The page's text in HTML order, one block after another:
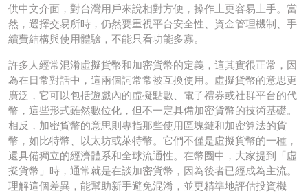
供中文介面，對台灣用戶來說相對方便，操作上更容易上手。當
然，選擇交易所時，仍然要重視平台安全性、資金管理機制、手
續費結構與使用體驗，不能只看功能多寡。
許多人經常混淆虛擬貨幣和加密貨幣的定義，這其實很正常，因
為在日常對話中，這兩個詞常常被互換使用。虛擬貨幣的意思更
廣泛，它可以包括遊戲內的虛擬點數、電子禮券或社群平台的代
幣，這些形式雖然數位化，但不一定具備加密貨幣的技術基礎。
相反，加密貨幣的意思則專指那些使用區塊鏈和加密算法的貨
幣，如比特幣、以太坊或萊特幣。它們不僅是虛擬貨幣的一種，
還具備獨立的經濟體系和全球流通性。在幣圈中，大家提到「虛
擬貨幣」時，通常就是在談加密貨幣，因為後者已經成為主流。
理解這個差異，能幫助新手避免混淆，並更精準地評估投資機